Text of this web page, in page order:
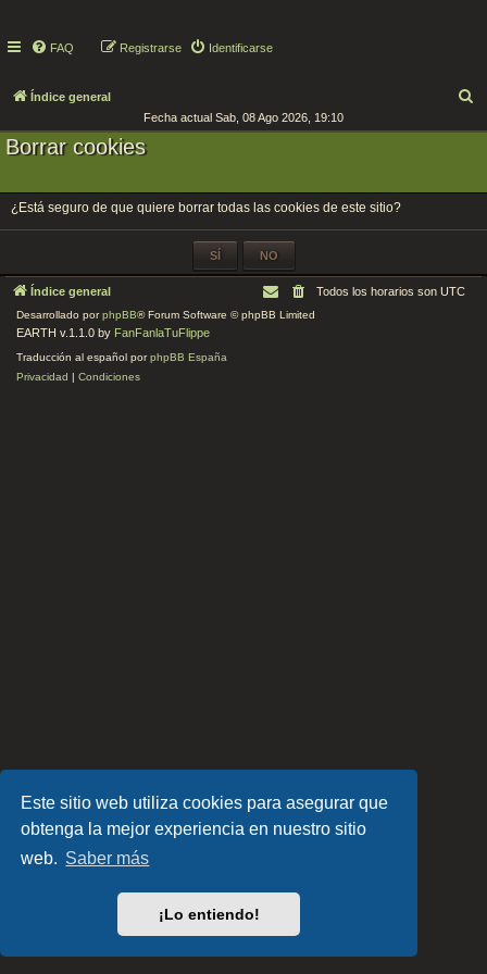
Este sitio web utiliza cookies para asegurar que
obtenga la mejor experiencia en nuestro sitio
web. Saber más
¡Lo entiendo!
FAQ Identificarse
Registrarse
Índice general
Fecha actual Sab, 08 Ago 2026, 19:10
Borrar cookies
¿Está seguro de que quiere borrar todas las cookies de este sitio?
Índice general Todos los horarios son UTC
Desarrollado porphpBB® Forum Software © phpBB Limited
EARTH v.1.1.0 by FanFanlaTuFlippe
Traducción al español porphpBB España
Privacidad | Condiciones